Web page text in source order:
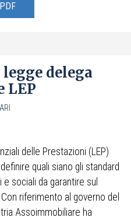
delega
LEP
delle Prestazioni (LEP)
quali siano gli standard
e sociali da garantire sul
riferimento al governo del
Assoimmobiliare ha